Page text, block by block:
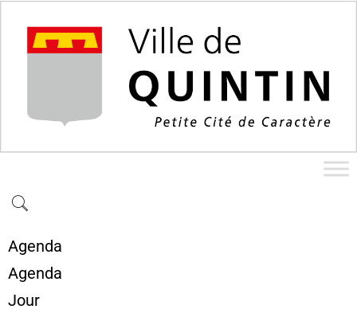
Agenda
Agenda
Jour